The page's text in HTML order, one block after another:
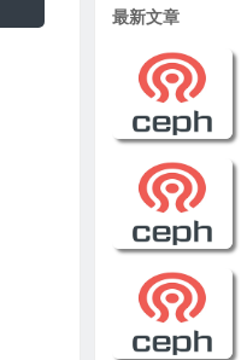
最新文章